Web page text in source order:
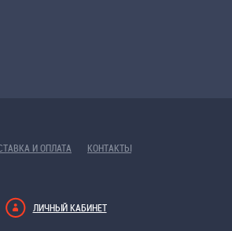
И ОПЛАТА
КОНТАКТЫ
ЛИЧНЫЙ КАБИНЕТ